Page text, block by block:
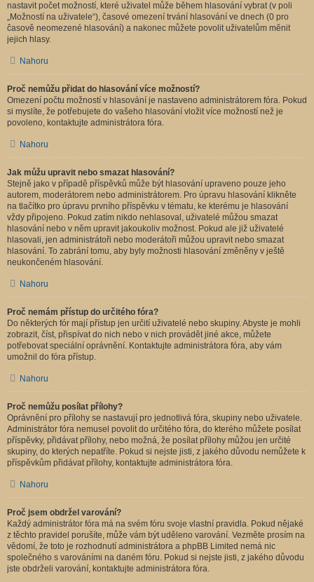
nastavit počet možností, které uživatel může během hlasování vybrat (v poli
„Možností na uživatele“), časové omezení trvání hlasování ve dnech (0 pro
časově neomezené hlasování) a nakonec můžete povolit uživatelům měnit
jejich hlasy.
Nahoru
Proč nemůžu přidat do hlasování více možností?
Omezení počtu možností v hlasování je nastaveno administrátorem fóra. Pokud
si myslíte, že potřebujete do vašeho hlasování vložit více možností než je
povoleno, kontaktujte administrátora fóra.
Nahoru
Jak můžu upravit nebo smazat hlasování?
Stejně jako v případě příspěvků může být hlasování upraveno pouze jeho
autorem, moderátorem nebo administrátorem. Pro úpravu hlasování klikněte
na tlačítko pro úpravu prvního příspěvku v tématu, ke kterému je hlasování
vždy připojeno. Pokud zatím nikdo nehlasoval, uživatelé můžou smazat
hlasování nebo v něm upravit jakoukoliv možnost. Pokud ale již uživatelé
hlasovali, jen administrátoři nebo moderátoři můžou upravit nebo smazat
hlasování. To zabrání tomu, aby byly možnosti hlasování změněny v ještě
neukončeném hlasování.
Nahoru
Proč nemám přístup do určitého fóra?
Do některých fór mají přístup jen určití uživatelé nebo skupiny. Abyste je mohli
zobrazit, číst, přispívat do nich nebo v nich provádět jiné akce, můžete
potřebovat speciální oprávnění. Kontaktujte administrátora fóra, aby vám
umožnil do fóra přístup.
Nahoru
Proč nemůžu posílat přílohy?
Oprávnění pro přílohy se nastavují pro jednotlivá fóra, skupiny nebo uživatele.
Administrátor fóra nemusel povolit do určitého fóra, do kterého můžete posílat
příspěvky, přidávat přílohy, nebo možná, že posílat přílohy můžou jen určité
skupiny, do kterých nepatříte. Pokud si nejste jisti, z jakého důvodu nemůžete k
příspěvkům přidávat přílohy, kontaktujte administrátora fóra.
Nahoru
Proč jsem obdržel varování?
Každý administrátor fóra má na svém fóru svoje vlastní pravidla. Pokud nějaké
z těchto pravidel porušíte, může vám být uděleno varování. Vezměte prosím na
vědomí, že toto je rozhodnutí administrátora a phpBB Limited nemá nic
společného s varováními na daném fóru. Pokud si nejste jisti, z jakého důvodu
jste obdrželi varování, kontaktujte administrátora fóra.